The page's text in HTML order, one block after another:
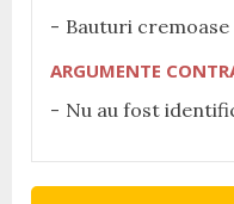
Bauturi cremoase
ARGUMENTE
Nu au fost